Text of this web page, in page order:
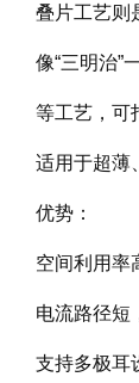
叠片工艺则
像“三明治”
等工艺，可
适用于超薄
优势：
空间利用率
电流路径短
支持多极耳